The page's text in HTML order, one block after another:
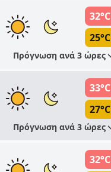
32°C
25°C
Πρόγνωση ανά 3 ώρες
33°C
27°C
Πρόγνωση ανά 3 ώρες
32°C